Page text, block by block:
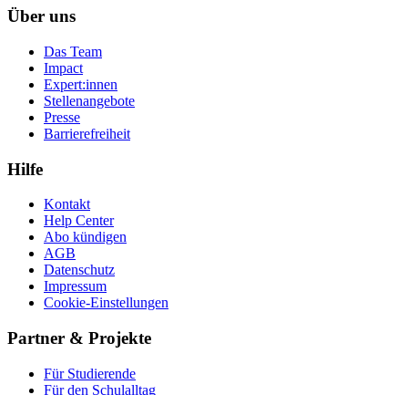
Über uns
Das Team
Impact
Expert:innen
Stellenangebote
Presse
Barrierefreiheit
Hilfe
Kontakt
Help Center
Abo kündigen
AGB
Datenschutz
Impressum
Cookie-Einstellungen
Partner & Projekte
Für Stu­die­rende
Für den Schulalltag